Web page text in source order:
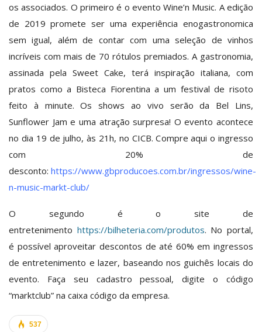
os associados. O primeiro é o evento Wine’n Music. A edição
de 2019 promete ser uma experiência enogastronomica
sem igual, além de contar com uma seleção de vinhos
incríveis com mais de 70 rótulos premiados. A gastronomia,
assinada pela Sweet Cake, terá inspiração italiana, com
pratos como a Bisteca Fiorentina a um festival de risoto
feito à minute. Os shows ao vivo serão da Bel Lins,
Sunflower Jam e uma atração surpresa! O evento acontece
no dia 19 de julho, às 21h, no CICB. Compre aqui o ingresso
com 20% de
desconto: https://www.gbproducoes.com.br/ingressos/wine-
n-music-markt-club/
O segundo é o site de
entretenimento https://bilheteria.com/produtos. No portal,
é possível aproveitar descontos de até 60% em ingressos
de entretenimento e lazer, baseando nos guichês locais do
evento. Faça seu cadastro pessoal, digite o código
“marktclub” na caixa código da empresa.
537